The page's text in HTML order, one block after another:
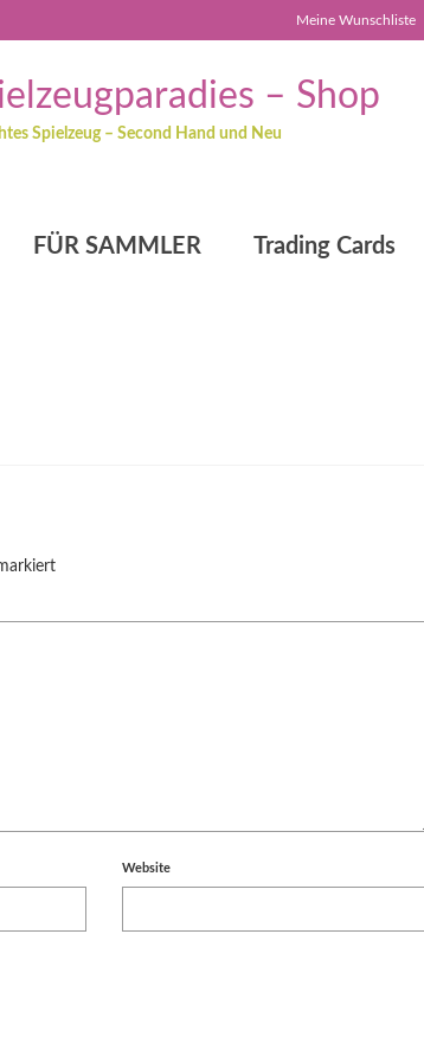
Meine Wunschliste
Spielzeug – Second Hand und Neu
FÜR SAMMLER Trading Cards
Website